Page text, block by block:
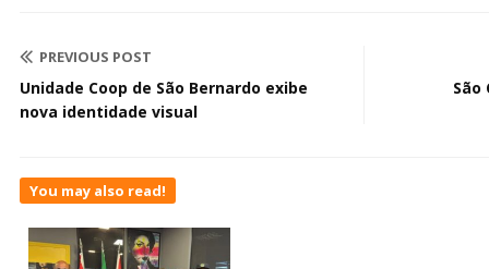
PREVIOUS POST
Unidade Coop de São Bernardo exibe
nova identidade visual
São
You may also read!